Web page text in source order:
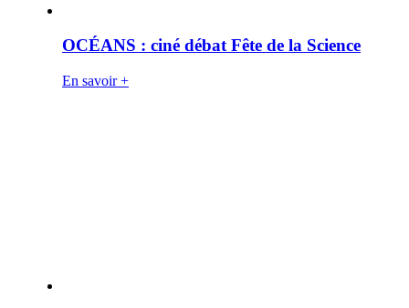
OCÉANS : ciné débat Fête de la Science
En savoir +